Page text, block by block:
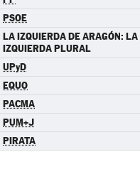
PSOE
LA IZQUIERDA DE ARAGÓN: LA
IZQUIERDA PLURAL
UPyD
EQUO
PACMA
PUM+J
PIRATA